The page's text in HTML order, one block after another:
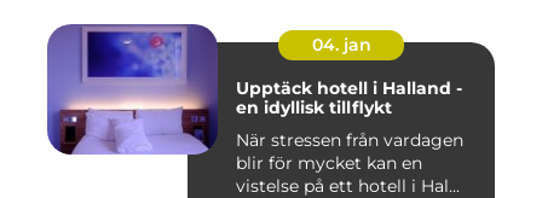
04. jan
Upptäck hotell i Halland -
en idyllisk tillflykt
När stressen från vardagen
blir för mycket kan en
vistelse på ett hotell i Hal...